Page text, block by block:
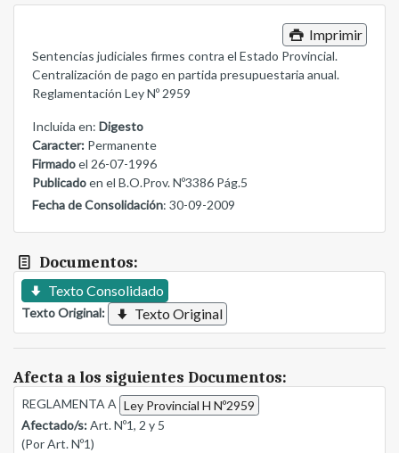
Imprimir
Sentencias judiciales firmes contra el Estado Provincial.
Centralización de pago en partida presupuestaria anual.
Reglamentación Ley Nº 2959
Incluida en: Digesto
Caracter: Permanente
Firmadoel 26-07-1996
Publicadoen el B.O.Prov. Nº3386 Pág.5
Fecha de Consolidación: 30-09-2009
Documentos:
Texto Consolidado
Texto Original: Texto Original
Afecta a los siguientes Documentos:
REGLAMENTA A Ley Provincial H Nº2959
Afectado/s:Art. Nº1, 2 y 5
(Por Art. Nº1)